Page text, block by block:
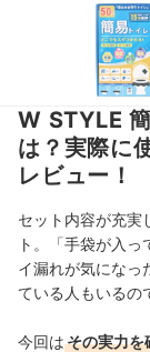
W STYLE
は？実際に
レビュー！
セット内容が充実
ト。
「手袋が入っ
イ漏れが気になっ
ている人もいるの
今回はその実力を